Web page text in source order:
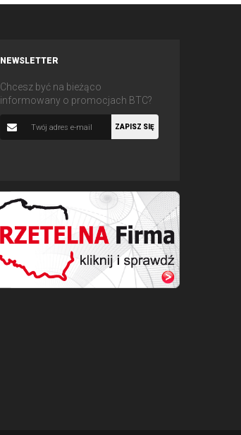
NEWSLETTER
Chcesz być na bieżąco
informowany o promocjach BTC?
ZAPISZ SIĘ